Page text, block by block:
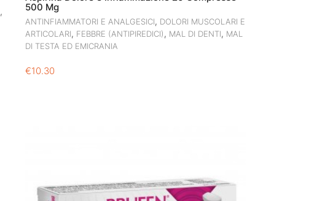
,
500 Mg
ANTINFIAMMATORI E ANALGESICI, DOLORI MUSCOLARI E
ARTICOLARI, FEBBRE (ANTIPIREDICI), MAL DI DENTI, MAL
DI TESTA ED EMICRANIA
€10.30